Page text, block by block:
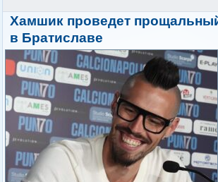
Хамшик проведет
в Братиславе